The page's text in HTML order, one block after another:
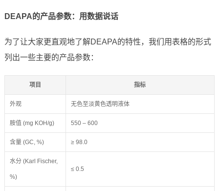
DEAPA的产品参数：用数据说话
为了让大家更直观地了解DEAPA的特性，我们用表格的形式
列出一些主要的产品参数：
项目 指标
外观 无色至淡黄色透明液体
胺值 (mg KOH/g) 550 – 600
含量 (GC, %) ≥ 98.0
水分 (Karl Fischer,
%)
≤ 0.5